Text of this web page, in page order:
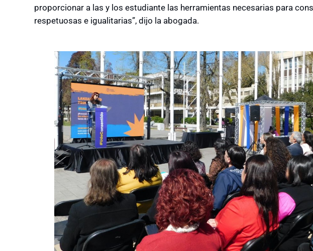
proporcionar a las y los estudiante las herramientas necesarias para
respetuosas e igualitarias”, dijo la abogada.